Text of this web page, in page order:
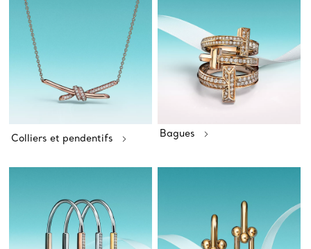
Colliers et pendentifs Bagues